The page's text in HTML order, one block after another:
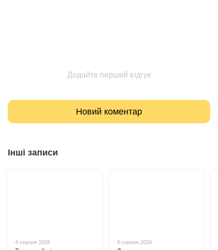
Додайте перший відгук
Новий коментар
Інші записи
4 серпня 2026 4 серпня 2026